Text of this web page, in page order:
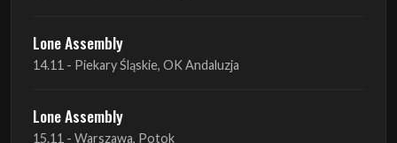
Lone Assembly
15.11 - Warszawa, Potok